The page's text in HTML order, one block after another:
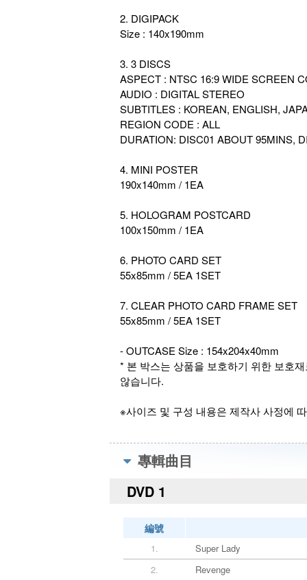
2. DIGIPACK
Size : 140x190mm
3. 3 DISCS
ASPECT : NTSC 16:9 WIDE SCREEN
AUDIO : DIGITAL STEREO
SUBTITLES : KOREAN, ENGLISH,
REGION CODE : ALL
DURATION: DISC01 ABOUT 95MINS,
4. MINI POSTER
190x140mm / 1EA
5. HOLOGRAM POSTCARD
100x150mm / 1EA
6. PHOTO CARD SET
55x85mm / 5EA 1SET
7. CLEAR PHOTO CARD FRAME SET
55x85mm / 5EA 1SET
- OUTCASE Size : 154x204x40mm
* 본 박스는 상품을 보호하기 위한 보호
않습니다.
※사이즈 및 구성 내용은 제작사 사정에
專輯曲目
DVD 1
編號
1.
Super Lady
2.
Revenge